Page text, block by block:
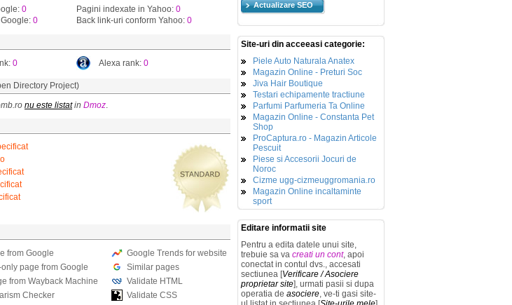
0
0
Pagini indexate in Yahoo: 0
Back link-uri conform Yahoo: 0
0 Alexa rank: 0
Directory Project)
nu este listatin Dmoz.
from Google
page from Google
from Wayback Machine
Checker
Google Trends for website
Similar pages
Validate HTML
Validate CSS
Actualizare SEO
Site-uri din acceeasi categorie:
Piele Auto Naturala Anatex
Magazin Online - Preturi Soc
Jiva Hair Boutique
Testari echipamente tractiune
Parfumi Parfumeria Ta Online
Magazin Online - Constanta Pet
Shop
ProCaptura.ro - Magazin Articole
Pescuit
Piese si Accesorii Jocuri de
Noroc
Cizme ugg-cizmeuggromania.ro
Magazin Online incaltaminte
sport
Editare informatii site
Pentru a edita datele unui site,
trebuie sa va creati un cont, apoi
conectat in contul dvs., accesati
sectiunea [Verificare / Asociere
proprietar site], urmati pasii si dupa
operatia de asociere, ve-ti gasi site-